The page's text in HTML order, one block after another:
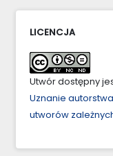
LICENCJA
Utwór dostępny
Uznanie
utworów